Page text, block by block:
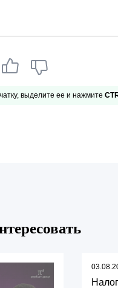
выделите ее и нажмите